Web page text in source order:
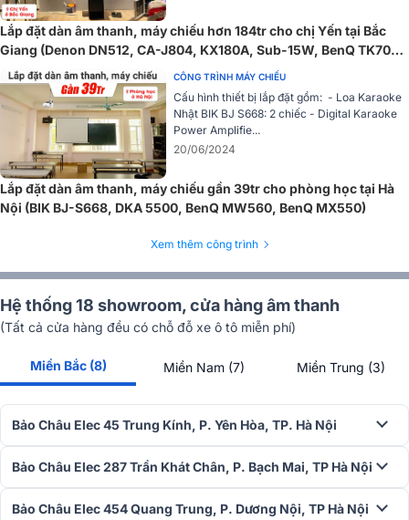
của hình ảnh.
– Ánh sáng phản xạ được phân bổ đều với ít hơn 60K khác biệt giữa
góc tới và góc phản xạ
– Với độ tương phản cao, việc duy trì độ chính xác màu sắc và giải
màu rộng đã giúp trình chiếu hình ảnh được sống động hơn.
Với thiết kế vỏ tách biệt được cấp bằng sáng chế, Màn chiếu
Grandview HT-MI100 – GM có khả năng hạn chế được tiếng ồn và
giảm độ rung, màn hình cung cấp nhiều tính năng khác. Đặc biệt,
màn chiếuGrandview HT-MI100 – GM với kiểu màn lõm được thiết
kế chuyên dụng để lắp đặt lên trần nhà.
Vải màn này tạo góc nhìn 160 độ với mức tăng 0.8 giúp hấp thụ ánh
sáng từ máy chiếu một cách tối đa. Đồng thời cũng đem đến khả
Lắp đặt dàn âm thanh, máy chiếu hơn 184tr cho chị Yến tại Bắc
Giang (Denon DN512, CA-J804, KX180A, Sub-15W, BenQ TK700,
…)
CÔNG TRÌNH MÁY CHIẾU
Cấu hình thiết bị lắp đặt gồm: - Loa Karaoke
Nhật BIK BJ S668: 2 chiếc - Digital Karaoke
Power Amplifie...
20/06/2024
Lắp đặt dàn âm thanh, máy chiếu gần 39tr cho phòng học tại Hà
Nội (BIK BJ-S668, DKA 5500, BenQ MW560, BenQ MX550)
Xem thêm công trình
Hệ thống 18 showroom, cửa hàng âm thanh
(Tất cả cửa hàng đều có chỗ đỗ xe ô tô miễn phí)
Miền Bắc (8) Miền Nam (7) Miền Trung (3)
Bảo Châu Elec 45 Trung Kính, P. Yên Hòa, TP. Hà Nội
Bảo Châu Elec 287 Trần Khát Chân, P. Bạch Mai, TP Hà Nội
Bảo Châu Elec 454 Quang Trung, P. Dương Nội, TP Hà Nội